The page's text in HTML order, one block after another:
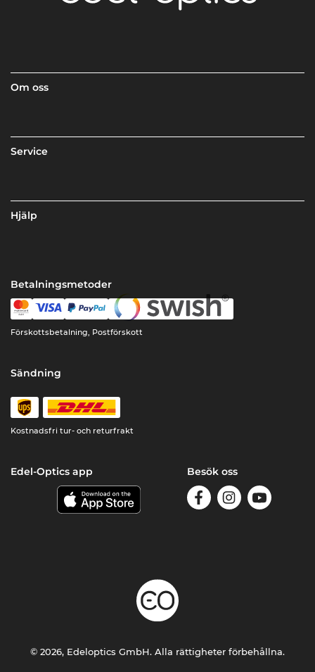
Om oss
Service
Hjälp
Betalningsmetoder
Förskottsbetalning, Postförskott
Sändning
Kostnadsfri tur- och returfrakt
Edel-Optics app Besök oss
© 2026, Edeloptics GmbH. Alla rättigheter förbehållna.